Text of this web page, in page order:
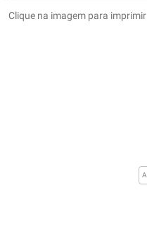
Clique na imagem para imprimir